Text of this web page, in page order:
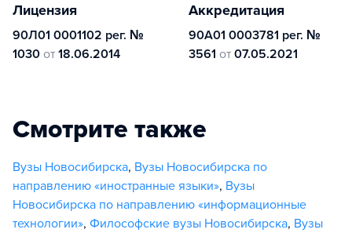
Лицензия
90Л01 0001102 рег. №
1030 от 18.06.2014
Аккредитация
90А01 0003781 рег. №
3561 от 07.05.2021
Смотрите также
Вузы Новосибирска, Вузы Новосибирска по
направлению «иностранные языки», Вузы
Новосибирска по направлению «информационные
технологии», Философские вузы Новосибирска, Вузы